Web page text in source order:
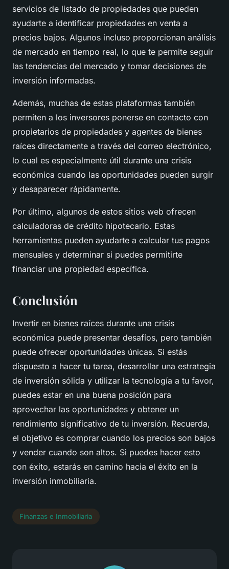
servicios de listado de propiedades que pueden
ayudarte a identificar propiedades en venta a
precios bajos. Algunos incluso proporcionan análisis
de mercado en tiempo real, lo que te permite seguir
las tendencias del mercado y tomar decisiones de
inversión informadas.
Además, muchas de estas plataformas también
permiten a los inversores ponerse en contacto con
propietarios de propiedades y agentes de bienes
raíces directamente a través del correo electrónico,
lo cual es especialmente útil durante una crisis
económica cuando las oportunidades pueden surgir
y desaparecer rápidamente.
Por último, algunos de estos sitios web ofrecen
calculadoras de crédito hipotecario. Estas
herramientas pueden ayudarte a calcular tus pagos
mensuales y determinar si puedes permitirte
financiar una propiedad específica.
Conclusión
Invertir en bienes raíces durante una crisis
económica puede presentar desafíos, pero también
puede ofrecer oportunidades únicas. Si estás
dispuesto a hacer tu tarea, desarrollar una estrategia
de inversión sólida y utilizar la tecnología a tu favor,
puedes estar en una buena posición para
aprovechar las oportunidades y obtener un
rendimiento significativo de tu inversión. Recuerda,
el objetivo es comprar cuando los precios son bajos
y vender cuando son altos. Si puedes hacer esto
con éxito, estarás en camino hacia el éxito en la
inversión inmobiliaria.
Finanzas e Inmobiliaria